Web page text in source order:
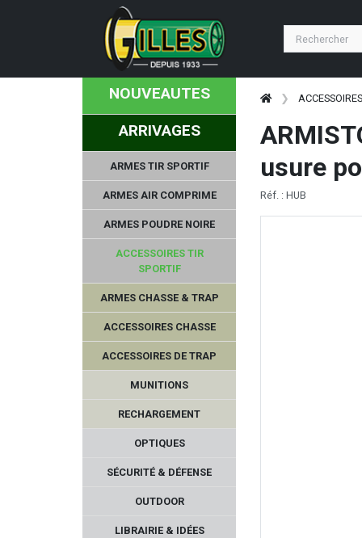
NOUVEAUTES
ARRIVAGES
ARMES TIR SPORTIF
ARMES AIR COMPRIME
ARMES POUDRE NOIRE
ACCESSOIRES TIR
SPORTIF
ARMES CHASSE & TRAP
ACCESSOIRES CHASSE
ACCESSOIRES DE TRAP
MUNITIONS
RECHARGEMENT
OPTIQUES
SÉCURITÉ & DÉFENSE
OUTDOOR
LIBRAIRIE & IDÉES
usure
Réf. : HUB